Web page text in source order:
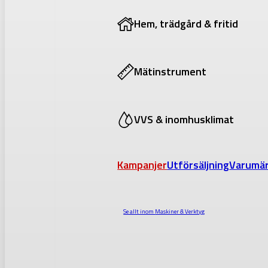
Hem, trädgård & fritid
Mätinstrument
VVS & inomhusklimat
KampanjerUtförsäljning
Se allt inom Maskiner & Verktyg